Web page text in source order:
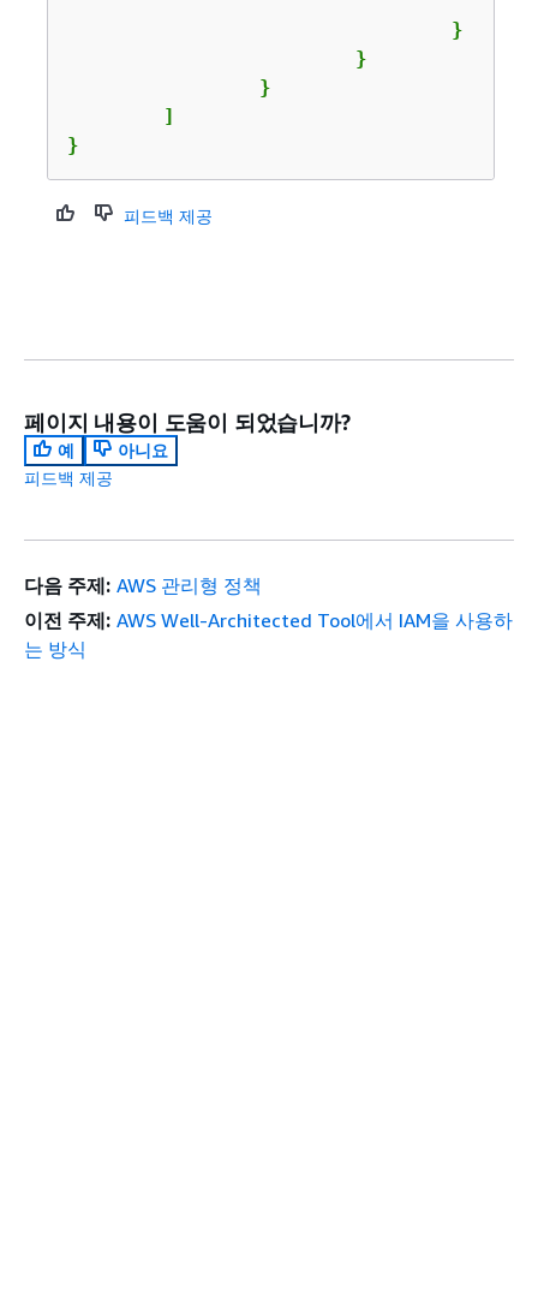
}
피드백 제공
페이지 내용이 도움이 되었습니까?
예
아니요
피드백 제공
다음 주제: AWS 관리형 정책
이전 주제: AWS Well-Architected Tool에서 IAM을 사용하
는 방식